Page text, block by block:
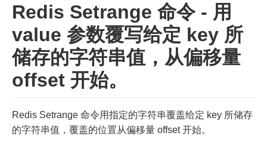
Redis Setrange 命令 - 用
value 参数覆写给定 key 所
储存的字符串值，从偏移量
offset 开始。
Redis Setrange 命令用指定的字符串覆盖给定 key 所储存
的字符串值，覆盖的位置从偏移量 offset 开始。